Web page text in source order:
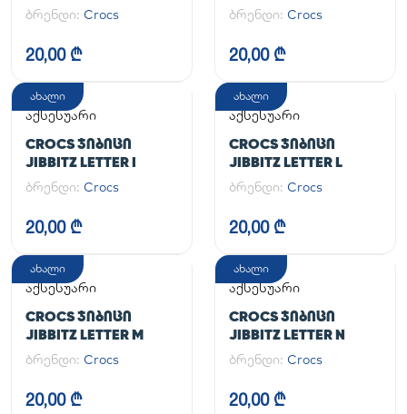
ბრენდი: Crocs
20,00 ₾
ბრენდი: Crocs
20,00 ₾
ახალი
აქსესუარი
CROCS ᲯᲘᲑᲘᲪᲘ
JIBBITZ LETTER I
ბრენდი: Crocs
20,00 ₾
ახალი
აქსესუარი
CROCS ᲯᲘᲑᲘᲪᲘ
JIBBITZ LETTER L
ბრენდი: Crocs
20,00 ₾
ახალი
აქსესუარი
CROCS ᲯᲘᲑᲘᲪᲘ
JIBBITZ LETTER M
ბრენდი: Crocs
20,00 ₾
ახალი
აქსესუარი
CROCS ᲯᲘᲑᲘᲪᲘ
JIBBITZ LETTER N
ბრენდი: Crocs
20,00 ₾